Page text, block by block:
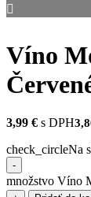
Víno
3,99 € s DPH
check_circleNa
-
množstvo Víno